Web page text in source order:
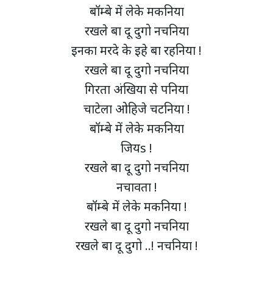
बॉम्बे में लेके मकनिया
रखले बा दू दुगो नचनिया
इनका मरदे के इहे बा रहनिया !
रखले बा दू दुगो नचनिया
गिरता अंखिया से पनिया
चाटेला ओहिजे चटनिया !
बॉम्बे में लेके मकनिया
जियs !
रखले बा दू दुगो नचनिया
नचावता !
बॉम्बे में लेके मकनिया !
रखले बा दू दुगो नचनिया
रखले बा दू दुगो ..! नचनिया !